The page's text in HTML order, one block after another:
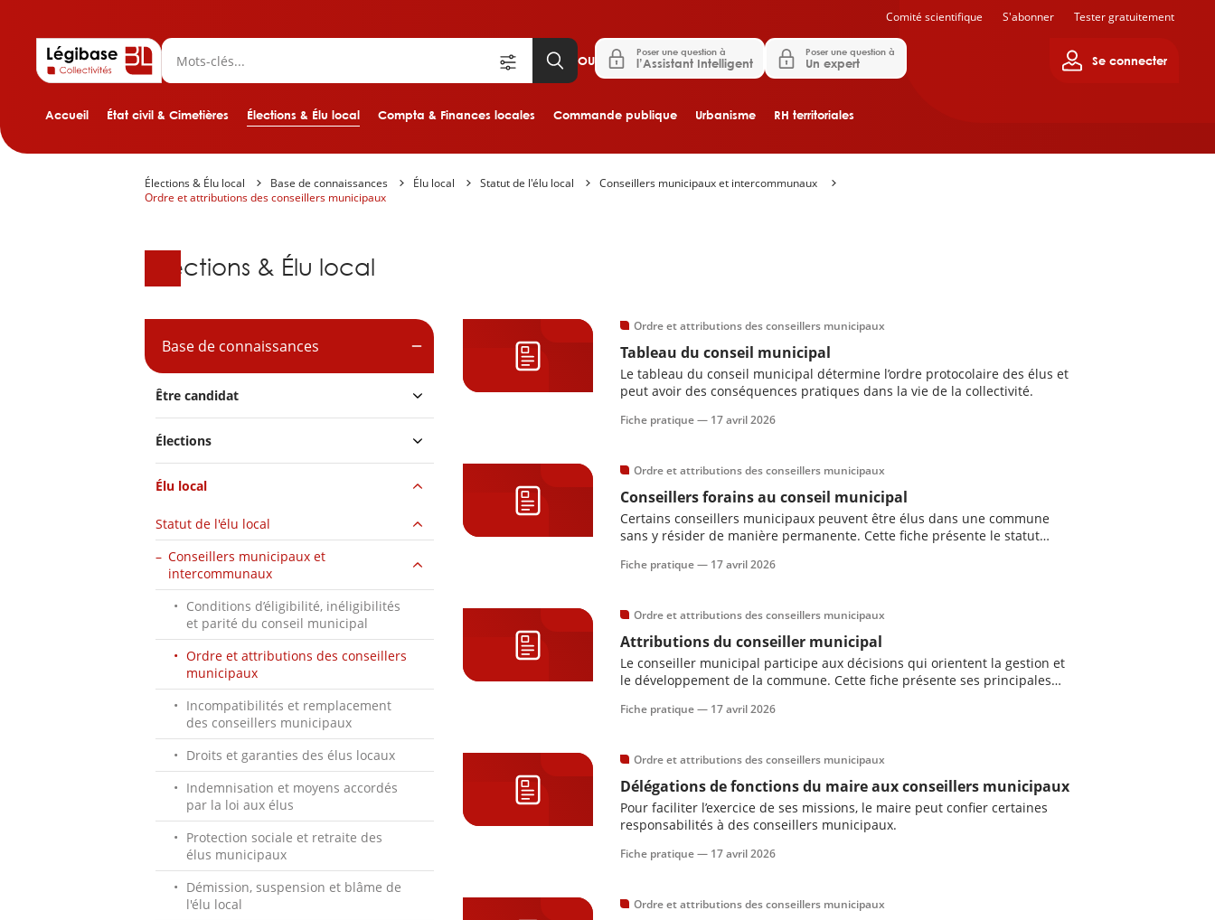
Aller au contenu principal
Accueil État civil & Cimetières Élections & Élu local Compta & Finances locales Commande publique Urbanisme RH territoriales
OU
Poser une question à
l’Assistant Intelligent
Poser une question à
Un expert Se connecter
Comité scientifique S'abonner Tester gratuitement
Élections & Élu local Base de connaissances Élu local Statut de l'élu local
Conseillers municipaux et intercommunaux
Ordre et attributions des conseillers municipaux
Base de connaissances
Élections & Élu local
Ordre et attributions des conseillers municipaux
Tableau du conseil municipal
Le tableau du conseil municipal détermine l’ordre protocolaire des élus et
peut avoir des conséquences pratiques dans la vie de la collectivité.
Fiche pratique — 17 avril 2026
Ordre et attributions des conseillers municipaux
Conseillers forains au conseil municipal
Certains conseillers municipaux peuvent être élus dans une commune
sans y résider de manière permanente. Cette fiche présente le statut
ainsi que les règles qui encadrent leur présence au sein du conseil
Fiche pratique — 17 avril 2026
Ordre et attributions des conseillers municipaux
Attributions du conseiller municipal
Le conseiller municipal participe aux décisions qui orientent la gestion et
le développement de la commune. Cette fiche présente ses principales
pour exercer pleinement son mandat au sein du conseil municipal.
Fiche pratique — 17 avril 2026
Ordre et attributions des conseillers municipaux
Délégations de fonctions du maire aux conseillers municipaux
Pour faciliter l’exercice de ses missions, le maire peut confier certaines
responsabilités à des conseillers municipaux.
Fiche pratique — 17 avril 2026
Ordre et attributions des conseillers municipaux
Base de connaissances
Être candidat
Élections
Élu local
Statut de l'élu local
Conseillers municipaux et
intercommunaux
Conditions d’éligibilité, inéligibilités
et parité du conseil municipal
Ordre et attributions des conseillers
municipaux
Incompatibilités et remplacement
des conseillers municipaux
Droits et garanties des élus locaux
Indemnisation et moyens accordés
par la loi aux élus
Protection sociale et retraite des
élus municipaux
Démission, suspension et blâme de
l'élu local